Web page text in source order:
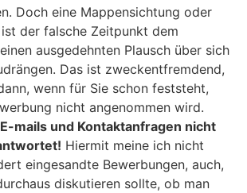
Doch eine Mappensichtung oder
der falsche Zeitpunkt dem
ausgedehnten Plausch über sich
Das ist zweckentfremdend,
wenn für Sie schon feststeht,
nicht angenommen wird.
mails und Kontaktanfragen nicht
Hiermit meine ich nicht
eingesandte Bewerbungen, auch,
diskutieren sollte, ob man